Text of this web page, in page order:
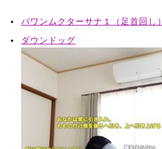
パワンムクターサナ１（足首回し）
ダウンドッグ